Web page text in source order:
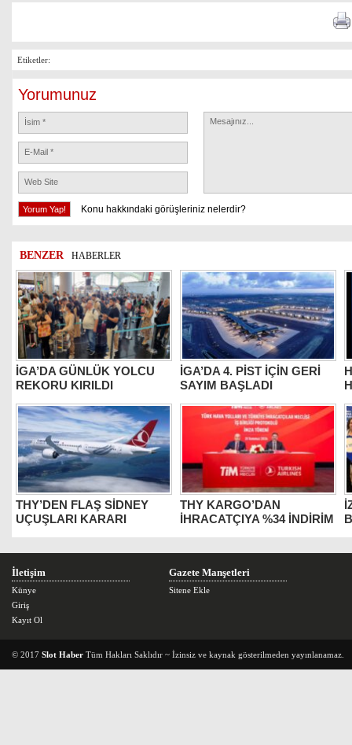
Etiketler:
Yorumunuz
Konu hakkındaki görüşleriniz nelerdir?
BENZER HABERLER
İGA’DA GÜNLÜK YOLCU
REKORU KIRILDI
İGA’DA 4. PİST İÇİN GERİ
SAYIM BAŞLADI
THY’DEN FLAŞ SİDNEY
UÇUŞLARI KARARI
THY KARGO’DAN
İHRACATÇIYA %34 İNDİRİM
İletişim
Künye
Giriş
Kayıt Ol
Gazete Manşetleri
Sitene Ekle
© 2017 Slot Haber Tüm Hakları Saklıdır ~ İzinsiz ve kaynak gösterilmeden yayınlanamaz.